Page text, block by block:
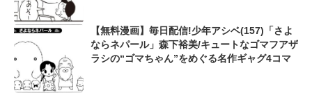
【無料漫画】毎日配信!少年アシベ(157)「さよ
ならネパール」森下裕美/キュートなゴマフアザ
ラシの“ゴマちゃん”をめぐる名作ギャグ4コマ